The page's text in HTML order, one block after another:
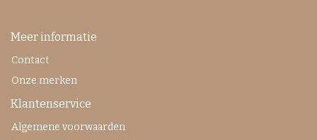
Meer informatie
Contact
Onze merken
Klantenservice
Algemene voorwaarden